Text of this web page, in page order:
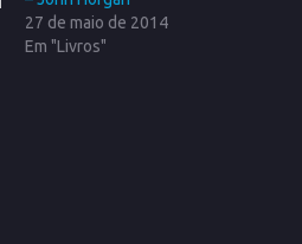
27 de maio de 2014
Em "Livros"